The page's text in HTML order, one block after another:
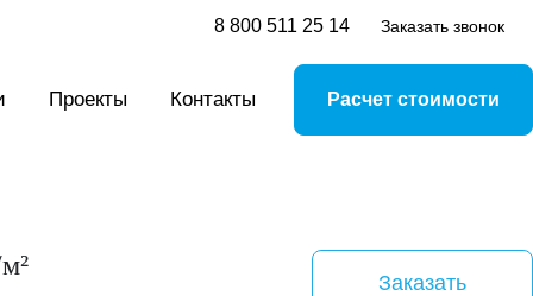
8 800 511 25 14 Заказать звонок
Проекты Контакты Расчет стоимости
Заказать